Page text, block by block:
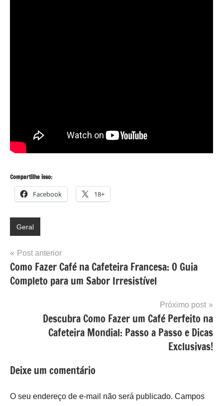
Compartilhe isso:
Facebook 18+
Geral
Navegação
de
Post
Post anterior
Como Fazer Café na Cafeteira Francesa: O Guia
Completo para um Sabor Irresistível
Próximo post
Descubra Como Fazer um Café Perfeito na
Cafeteira Mondial: Passo a Passo e Dicas
Exclusivas!
Deixe um comentário
O seu endereço de e-mail não será publicado. Campos